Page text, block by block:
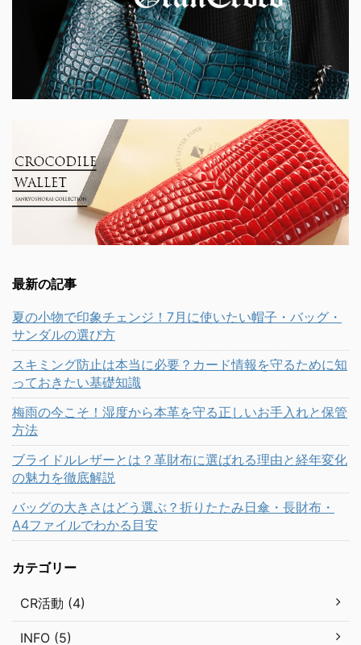
最新の記事
夏の小物で印象チェンジ！7月に使いたい帽子・バッグ・
サンダルの選び方
スキミング防止は本当に必要？カード情報を守るために知
っておきたい基礎知識
梅雨の今こそ！湿度から本革を守る正しいお手入れと保管
方法
ブライドルレザーとは？革財布に選ばれる理由と経年変化
の魅力を徹底解説
バッグの大きさはどう選ぶ？折りたたみ日傘・長財布・
A4ファイルでわかる目安
カテゴリー
CR活動 (4)
INFO (5)